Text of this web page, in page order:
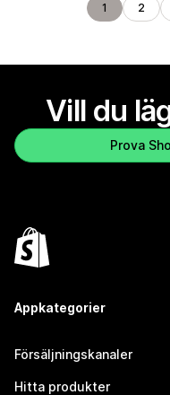
1 2
Vill du
Prova
Appkategorier
Försäljningskanaler
Hitta produkter